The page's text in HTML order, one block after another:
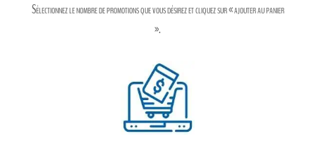
Sélectionnez le nombre de promotions que vous désirez et cliquez sur « ajouter au panier
».